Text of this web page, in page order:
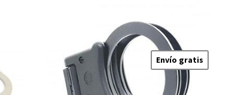
Envío gratis